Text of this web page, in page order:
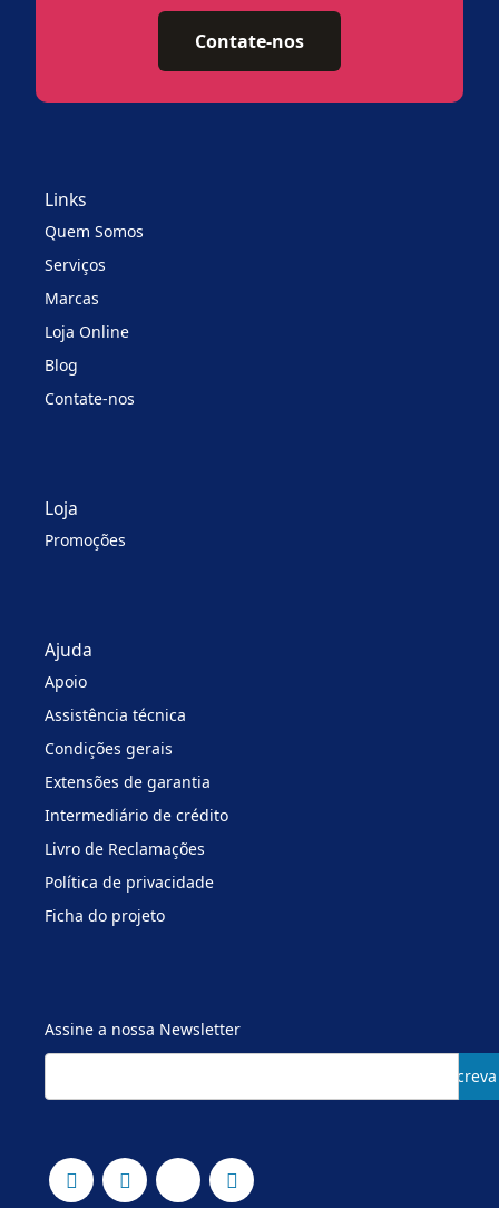
Contate-nos
Links
Quem Somos
Serviços
Marcas
Loja Online
Blog
Contate-nos
Loja
Promoções
Ajuda
Apoio
Assistência técnica
Condições gerais
Extensões de garantia
Intermediário de crédito
Livro de Reclamações
Política de privacidade
Ficha do projeto
Assine a nossa Newsletter
Subscreva